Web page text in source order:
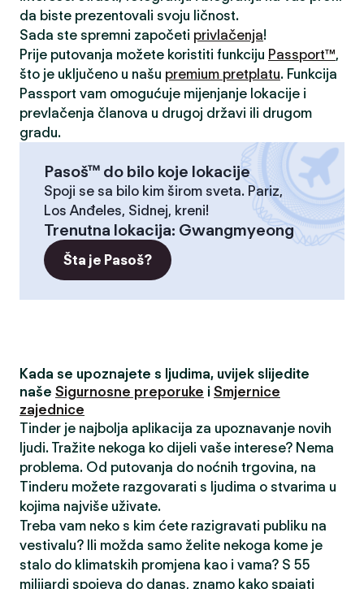
da biste prezentovali svoju ličnost.
Sada ste spremni započeti privlačenja!
Prije putovanja možete koristiti funkciju Passport™,
što je uključeno u našu premium pretplatu. Funkcija
Passport vam omogućuje mijenjanje lokacije i
prevlačenja članova u drugoj državi ili drugom
gradu.
Pasoš™ do bilo koje lokacije
Spoji se sa bilo kim širom sveta. Pariz,
Los Anđeles, Sidnej, kreni!
Trenutna lokacija: Gwangmyeong
Šta je Pasoš?
Kada se upoznajete s ljudima, uvijek slijedite
naše Sigurnosne preporuke i Smjernice
zajednice
Tinder je najbolja aplikacija za upoznavanje novih
ljudi. Tražite nekoga ko dijeli vaše interese? Nema
problema. Od putovanja do noćnih trgovina, na
Tinderu možete razgovarati s ljudima o stvarima u
kojima najviše uživate.
Treba vam neko s kim ćete razigravati publiku na
vestivalu? Ili možda samo želite nekoga kome je
stalo do klimatskih promjena kao i vama? S 55
milijardi spojeva do danas, znamo kako spajati